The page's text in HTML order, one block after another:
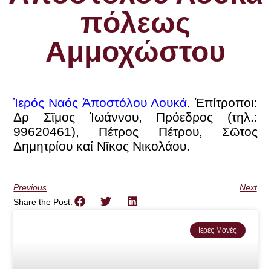
πόλεως
Αμμοχώστου
Ἱερός Ναός Ἁποστόλου Λουκά. Ἐπίτροποι:
Δρ Σῖμος Ἰωάννου, Πρόεδρος (τηλ.:
99620461), Πέτρος Πέτρου, Σῶτος
Δημητρίου καί Νῖκος Νικολάου.
Previous
Next
Share the Post:
Ιερές Μονές